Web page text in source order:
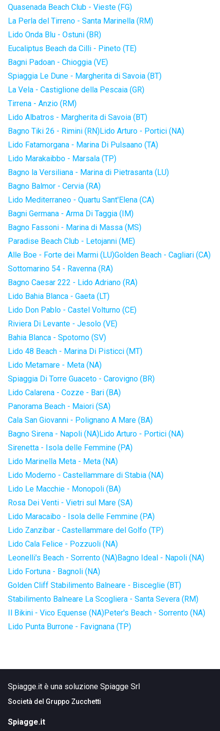
Quasenada Beach Club - Vieste (FG)
La Perla del Tirreno - Santa Marinella (RM)
Lido Onda Blu - Ostuni (BR)
Eucaliptus Beach da Cilli - Pineto (TE)
Bagni Padoan - Chioggia (VE)
Spiaggia Le Dune - Margherita di Savoia (BT)
La Vela - Castiglione della Pescaia (GR)
Tirrena - Anzio (RM)
Lido Albatros - Margherita di Savoia (BT)
Bagno Tiki 26 - Rimini (RN)Lido Arturo - Portici (NA)
Lido Fatamorgana - Marina Di Pulsaano (TA)
Lido Marakaibbo - Marsala (TP)
Bagno la Versiliana - Marina di Pietrasanta (LU)
Bagno Balmor - Cervia (RA)
Lido Mediterraneo - Quartu Sant'Elena (CA)
Bagni Germana - Arma Di Taggia (IM)
Bagno Fassoni - Marina di Massa (MS)
Paradise Beach Club - Letojanni (ME)
Alle Boe - Forte dei Marmi (LU)Golden Beach - Cagliari (CA)
Sottomarino 54 - Ravenna (RA)
Bagno Caesar 222 - Lido Adriano (RA)
Lido Bahia Blanca - Gaeta (LT)
Lido Don Pablo - Castel Volturno (CE)
Riviera Di Levante - Jesolo (VE)
Bahia Blanca - Spotorno (SV)
Lido 48 Beach - Marina Di Pisticci (MT)
Lido Metamare - Meta (NA)
Spiaggia Di Torre Guaceto - Carovigno (BR)
Lido Calarena - Cozze - Bari (BA)
Panorama Beach - Maiori (SA)
Cala San Giovanni - Polignano A Mare (BA)
Bagno Sirena - Napoli (NA)Lido Arturo - Portici (NA)
Sirenetta - Isola delle Femmine (PA)
Lido Marinella Meta - Meta (NA)
Lido Moderno - Castellammare di Stabia (NA)
Lido Le Macchie - Monopoli (BA)
Rosa Dei Venti - Vietri sul Mare (SA)
Lido Maracaibo - Isola delle Femmine (PA)
Lido Zanzibar - Castellammare del Golfo (TP)
Lido Cala Felice - Pozzuoli (NA)
Leonelli's Beach - Sorrento (NA)Bagno Ideal - Napoli (NA)
Lido Fortuna - Bagnoli (NA)
Golden Cliff Stabilimento Balneare - Bisceglie (BT)
Stabilimento Balneare La Scogliera - Santa Severa (RM)
Il Bikini - Vico Equense (NA)Peter's Beach - Sorrento (NA)
Lido Punta Burrone - Favignana (TP)
Spiagge.it è una soluzione Spiagge Srl
Società del Gruppo Zucchetti
Spiagge.it